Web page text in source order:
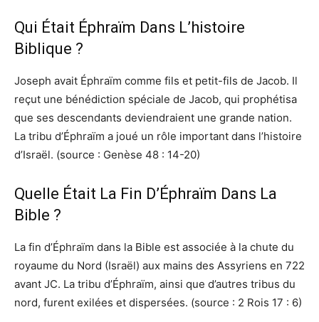
Qui Était Éphraïm Dans L’histoire
Biblique ?
Joseph avait Éphraïm comme fils et petit-fils de Jacob. Il
reçut une bénédiction spéciale de Jacob, qui prophétisa
que ses descendants deviendraient une grande nation.
La tribu d’Éphraïm a joué un rôle important dans l’histoire
d’Israël. (source : Genèse 48 : 14-20)
Quelle Était La Fin D’Éphraïm Dans La
Bible ?
La fin d’Éphraïm dans la Bible est associée à la chute du
royaume du Nord (Israël) aux mains des Assyriens en 722
avant JC. La tribu d’Éphraïm, ainsi que d’autres tribus du
nord, furent exilées et dispersées. (source : 2 Rois 17 : 6)